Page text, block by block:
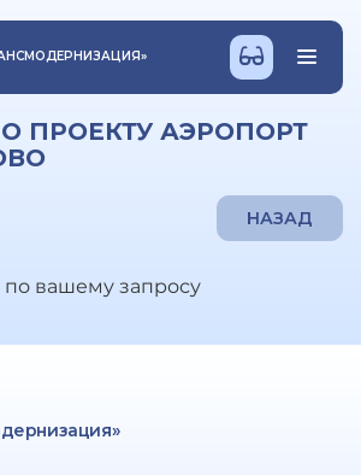
»
ПРОЕКТУ АЭРОПОРТ
НАЗАД
вашему запросу